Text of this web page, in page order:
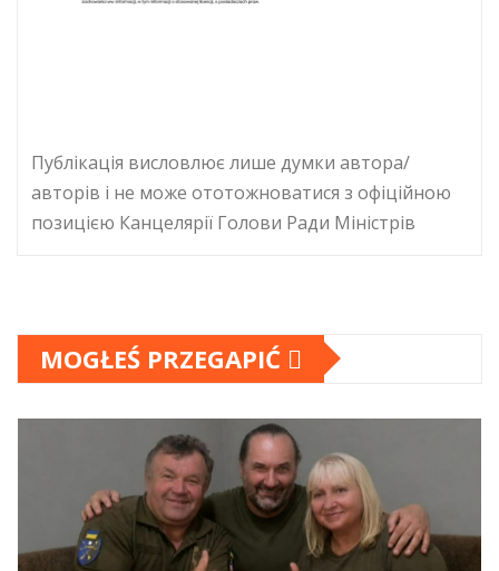
Публікація висловлює лише думки автора/
авторів і не може ототожноватися з офіційною
позицією Канцелярії Голови Ради Міністрів
MOGŁEŚ PRZEGAPIĆ